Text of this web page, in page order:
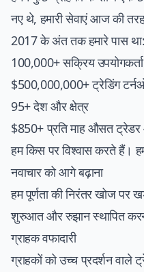
नए थे, हमारी सेवाएं आज की
2017 के अंत तक हमारे पास था:
100,000+ सक्रिय उपयोगकर्ता
$500,000,000+ ट्रेडिंग
95+ देश और क्षेत्र
$850+ प्रति माह औसत
हम किस पर विश्वास करते हैं।
नवाचार को आगे बढ़ाना
हम पूर्णता की निरंतर खोज पर
शुरुआत और रुझान स्थापित
ग्राहक वफादारी
ग्राहकों को उच्च प्रदर्शन वाले